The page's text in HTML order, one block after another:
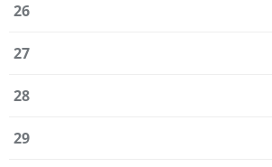
26
27
28
29